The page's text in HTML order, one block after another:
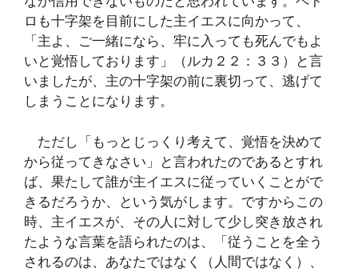
ロも十字架を目前にした主イエスに向かって、
「主よ、ご一緒になら、牢に入っても死んでもよ
いと覚悟しております」（ルカ２２：３３）と言
いましたが、主の十字架の前に裏切って、逃げて
しまうことになります。
ただし「もっとじっくり考えて、覚悟を決めて
から従ってきなさい」と言われたのであるとすれ
ば、果たして誰が主イエスに従っていくことがで
きるだろうか、という気がします。ですからこの
時、主イエスが、その人に対して少し突き放され
たような言葉を語られたのは、「従うことを全う
されるのは、あなたではなく（人間ではなく）、